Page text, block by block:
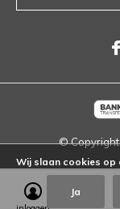
©
Wij slaan cookies op
Ja